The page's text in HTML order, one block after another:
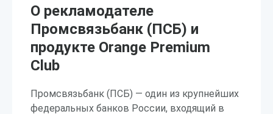
О рекламодателе
Промсвязьбанк (ПСБ) и
продукте Orange Premium
Club
Промсвязьбанк (ПСБ) — один из крупнейших
федеральных банков России, входящий в